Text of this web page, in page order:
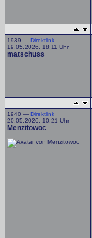
1939 — Direktlink
19.05.2026, 18:11 Uhr
matschuss
1940 — Direktlink
20.05.2026, 10:21 Uhr
Menzitowoc